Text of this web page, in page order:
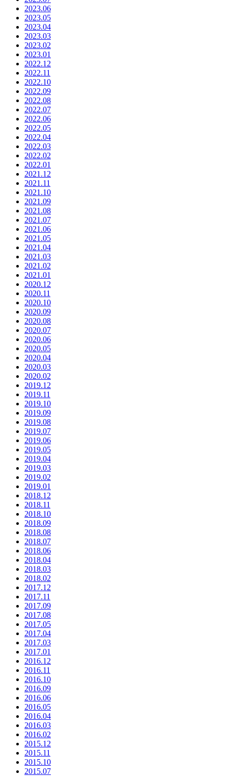
2023.06
2023.05
2023.04
2023.03
2023.02
2023.01
2022.12
2022.11
2022.10
2022.09
2022.08
2022.07
2022.06
2022.05
2022.04
2022.03
2022.02
2022.01
2021.12
2021.11
2021.10
2021.09
2021.08
2021.07
2021.06
2021.05
2021.04
2021.03
2021.02
2021.01
2020.12
2020.11
2020.10
2020.09
2020.08
2020.07
2020.06
2020.05
2020.04
2020.03
2020.02
2019.12
2019.11
2019.10
2019.09
2019.08
2019.07
2019.06
2019.05
2019.04
2019.03
2019.02
2019.01
2018.12
2018.11
2018.10
2018.09
2018.08
2018.07
2018.06
2018.04
2018.03
2018.02
2017.12
2017.11
2017.09
2017.08
2017.05
2017.04
2017.03
2017.01
2016.12
2016.11
2016.10
2016.09
2016.06
2016.05
2016.04
2016.03
2016.02
2015.12
2015.11
2015.10
2015.07